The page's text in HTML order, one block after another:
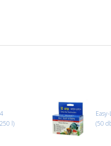
úgyhogy előre egyeztetni
sérülést, folyadékot vagy
l)
(50